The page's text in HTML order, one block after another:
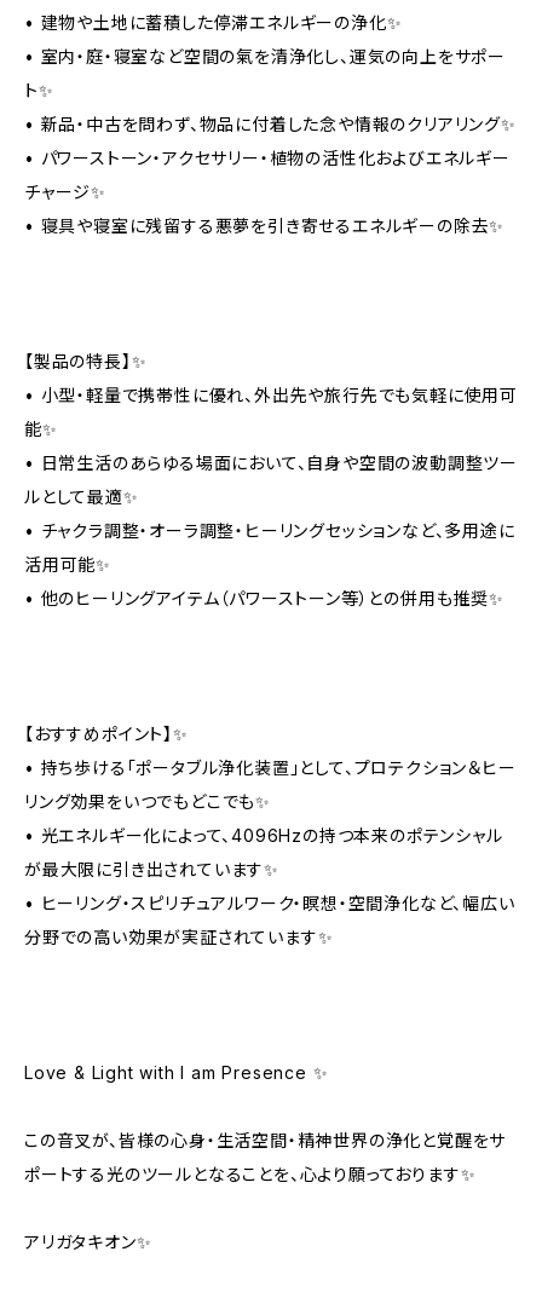
• 建物や土地に蓄積した停滞エネルギーの浄化✨
• 室内・庭・寝室など空間の氣を清浄化し、運気の向上をサポー
ト✨
• 新品・中古を問わず、物品に付着した念や情報のクリアリング✨
• パワーストーン・アクセサリー・植物の活性化およびエネルギー
チャージ✨
• 寝具や寝室に残留する悪夢を引き寄せるエネルギーの除去✨
【製品の特長】✨
• 小型・軽量で携帯性に優れ、外出先や旅行先でも気軽に使用可
能✨
• 日常生活のあらゆる場面において、自身や空間の波動調整ツー
ルとして最適✨
• チャクラ調整・オーラ調整・ヒーリングセッションなど、多用途に
活用可能✨
• 他のヒーリングアイテム（パワーストーン等）との併用も推奨✨
【おすすめポイント】✨
• 持ち歩ける「ポータブル浄化装置」として、プロテクション＆ヒー
リング効果をいつでもどこでも✨
• 光エネルギー化によって、4096Hzの持つ本来のポテンシャル
が最大限に引き出されています✨
• ヒーリング・スピリチュアルワーク・瞑想・空間浄化など、幅広い
分野での高い効果が実証されています✨
Love & Light with I am Presence ✨
この音叉が、皆様の心身・生活空間・精神世界の浄化と覚醒をサ
ポートする光のツールとなることを、心より願っております✨
アリガタキオン✨